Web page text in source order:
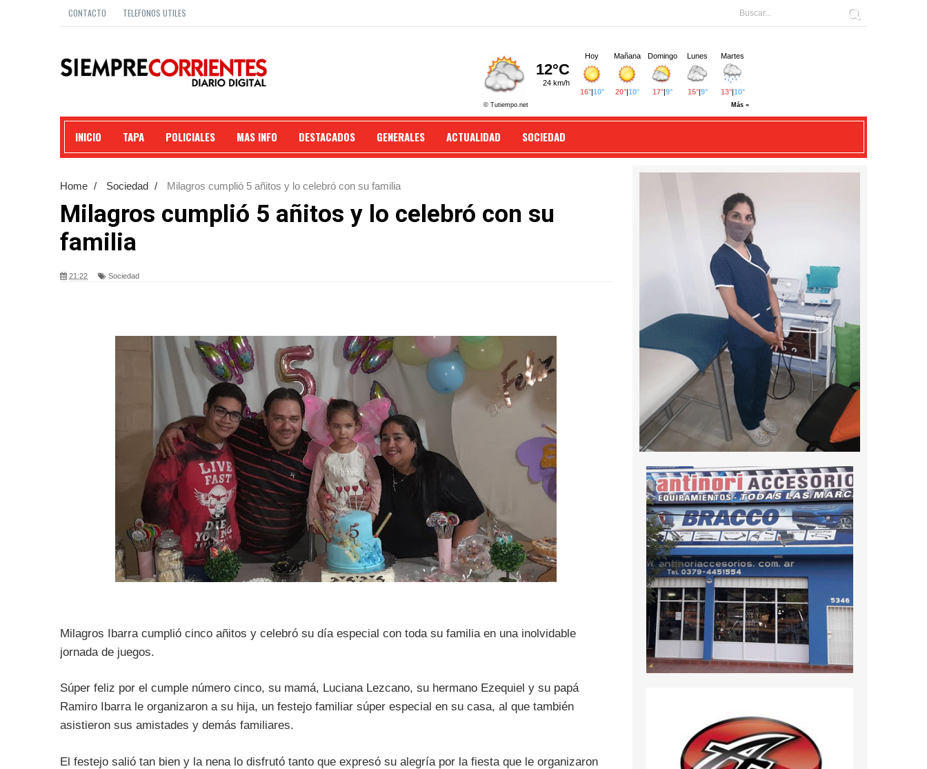
CONTACTO TELEFONOS UTILES
INICIO TAPA POLICIALES MAS INFO DESTACADOS GENERALES ACTUALIDAD SOCIEDAD
Home / Sociedad / Milagros cumplió 5 añitos y lo celebró con su familia
Milagros cumplió 5 añitos y lo celebró con su
familia
21:22 Sociedad
Milagros Ibarra cumplió cinco añitos y celebró su día especial con toda su familia en una inolvidable
jornada de juegos.
Súper feliz por el cumple número cinco, su mamá, Luciana Lezcano, su hermano Ezequiel y su papá
Ramiro Ibarra le organizaron a su hija, un festejo familiar súper especial en su casa, al que también
asistieron sus amistades y demás familiares.
El festejo salió tan bien y la nena lo disfrutó tanto que expresó su alegría por la fiesta que le organizaron